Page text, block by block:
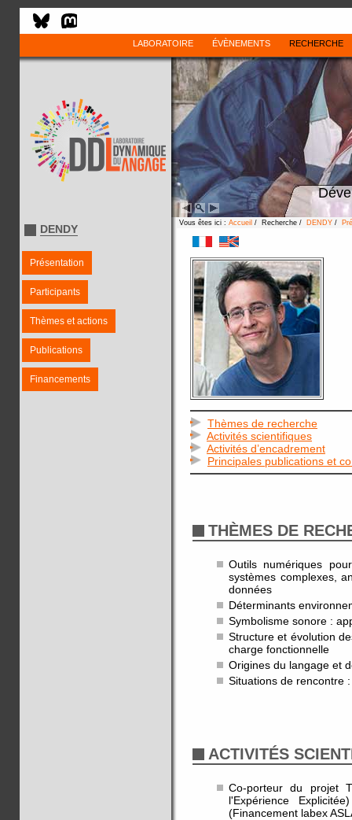
LABORATOIRE ÉVÈNEMENTS RECHERCHE
DENDY
Présentation
Participants
Thèmes et actions
Publications
Financements
Vous êtes ici : Accueil / Recherche / DENDY /
Thèmes de recherche
Activités scientifiques
Activités d’encadrement
Principales publications et
THÈMES DE
Outils numériques
systèmes complexes,
données
Déterminants
Symbolisme sonore :
Structure et évolution
charge fonctionnelle
Origines du langage et
Situations de rencontre
ACTIVITÉS
Co-porteur du projet
l'Expérience
(Financement labex